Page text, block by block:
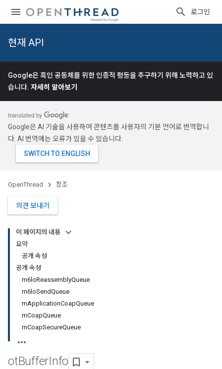
로그인
현재 API
Google은 흑인 공동체를 위한 인종적 평등을 추구하기 위해 노력하고 있
습니다. 자세히 알아보기
Google은 AI 기술을 사용하여 콘텐츠를 사용자의 기본 언어로 번역합니
다. AI 번역에는 오류가 있을 수 있습니다.
OpenThread 참조
의견 보내기
이 페이지의 내용
요약
공개 속성
공개 속성
m6loReassemblyQueue
m6loSendQueue
mApplicationCoapQueue
mCoapQueue
mCoapSecureQueue
otBufferInfo